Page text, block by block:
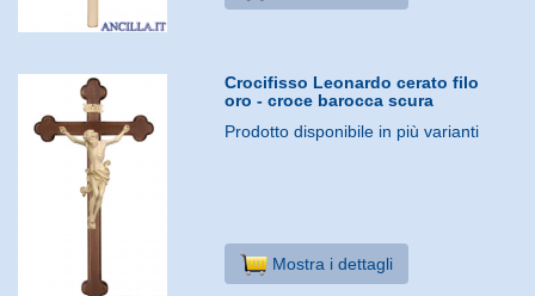
Crocifisso Leonardo cerato filo
oro - croce barocca scura
Prodotto disponibile in più varianti
Mostra i dettagli